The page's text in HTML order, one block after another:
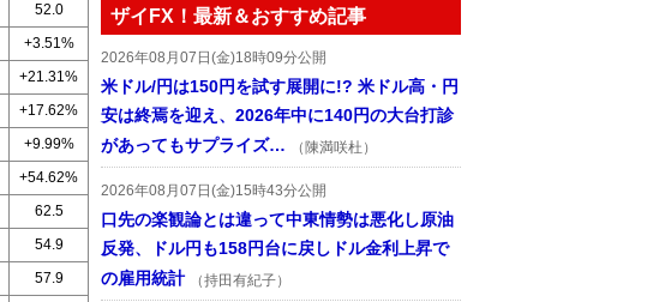
52.0
+3.51%
+21.31%
+17.62%
+9.99%
+54.62%
62.5
54.9
57.9
ザイFX！最新＆おすすめ記事
2026年08月07日(金)18時09分公開
米ドル/円は150円を試す展開に!? 米ドル高・円
安は終焉を迎え、2026年中に140円の大台打診
があってもサプライズ…
（陳満咲杜）
2026年08月07日(金)15時43分公開
口先の楽観論とは違って中東情勢は悪化し原油
反発、ドル円も158円台に戻しドル金利上昇で
の雇用統計
（持田有紀子）